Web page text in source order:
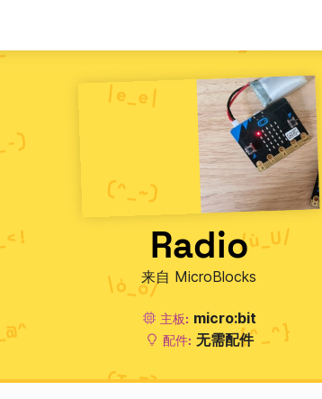
Radio
来自 MicroBlocks
主板: micro:bit
配件: 无需配件